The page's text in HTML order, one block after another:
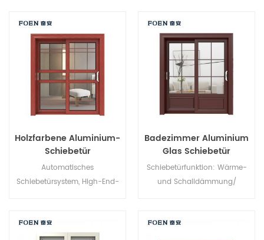
praktischer,
benutzerfreundlicher und
komfortabler.
Diebstahlsicherung sind
hervorragend. Verschiedene
Türtypen für unterschiedliche
architektonische
Anforderungen.
Holzfarbene Aluminium-
Schiebetür
Automatisches
Schiebetürsystem, High-End-
Badezimmer Aluminium
Glas Schiebetür
Schiebetürfunktion: Wärme-
und Schalldämmung/
nach Ihren Wünschen.